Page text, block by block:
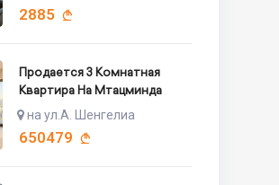
2885
Продается 3 Комнатная
Квартира На Мтацминда
на ул.А. Шенгелиа
650479